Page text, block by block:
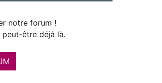
notre forum !
être déjà là.